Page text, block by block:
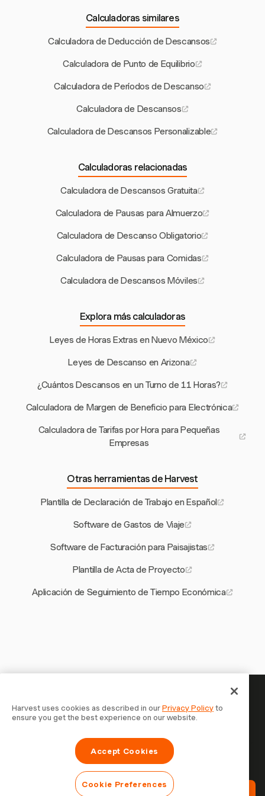
Calculadoras similares
Calculadora de Deducción de Descansos
Calculadora de Punto de Equilibrio
Calculadora de Períodos de Descanso
Calculadora de Descansos
Calculadora de Descansos Personalizable
Calculadoras relacionadas
Calculadora de Descansos Gratuita
Calculadora de Pausas para Almuerzo
Calculadora de Descanso Obligatorio
Calculadora de Pausas para Comidas
Calculadora de Descansos Móviles
Explora más calculadoras
Leyes de Horas Extras en Nuevo México
Leyes de Descanso en Arizona
¿Cuántos Descansos en un Turno de 11 Horas?
Calculadora de Margen de Beneficio para Electrónica
Calculadora de Tarifas por Hora para Pequeñas
Empresas
Otras herramientas de Harvest
Plantilla de Declaración de Trabajo en Español
Software de Gastos de Viaje
Software de Facturación para Paisajistas
Plantilla de Acta de Proyecto
Aplicación de Seguimiento de Tiempo Económica
Tu tiempo merece ser registrado —
empieza ahora
Únete a más de 70.000 empresas que registran tiempo,
facturan a clientes y cobran más rápido con Harvest.
Prueba Harvest Gratis
Harvest uses cookies as described in ourPrivacy Policyto
ensure you get the best experience on our website.
Accept Cookies
Cookie Preferences